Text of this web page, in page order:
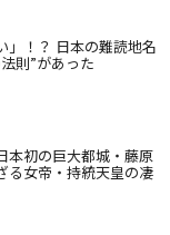
」！？ 日本の難読地名
則”があった
本初の巨大都城・藤原
る女帝・持統天皇の凄